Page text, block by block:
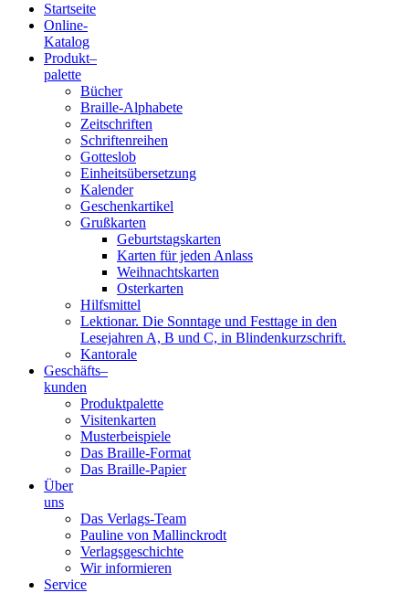
Blindenschrift-
Verlag
Druckerei
gGmbH
Startseite
Online-
Katalog
Produkt–
palette
Bücher
Braille-Alphabete
Zeitschriften
Schriftenreihen
Gotteslob
Einheitsübersetzung
Kalender
Geschenkartikel
Grußkarten
Geburtstagskarten
Karten für jeden Anlass
Weihnachtskarten
Osterkarten
Hilfsmittel
Lektionar. Die Sonntage und Festtage in den
Lesejahren A, B und C, in Blindenkurzschrift.
Kantorale
Geschäfts­–
kunden
Produktpalette
Visitenkarten
Musterbeispiele
Das Braille-Format
Das Braille-Papier
Über
uns
Das Verlags-Team
Pauline von Mallinckrodt
Verlagsgeschichte
Wir informieren
Service